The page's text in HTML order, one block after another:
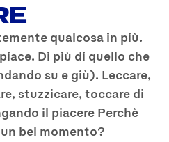
qualcosa in più.
Di più di quello che
su e giù). Leccare,
stuzzicare, toccare di
il piacere Perchè
bel momento?